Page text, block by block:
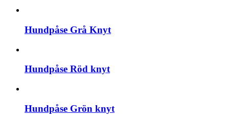
Hundpåse Grå Knyt
Hundpåse Röd knyt
Hundpåse Grön knyt